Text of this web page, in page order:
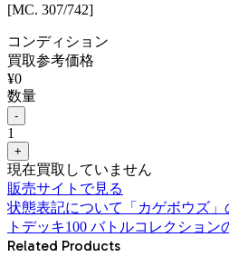
[MC. 307/742]
コンディション
買取参考価格
¥0
数量
-
1
+
現在買取していません
販売サイトで見る
状態表記について
「 カゲボウズ
トデッキ100 バトルコレクション
Related Products